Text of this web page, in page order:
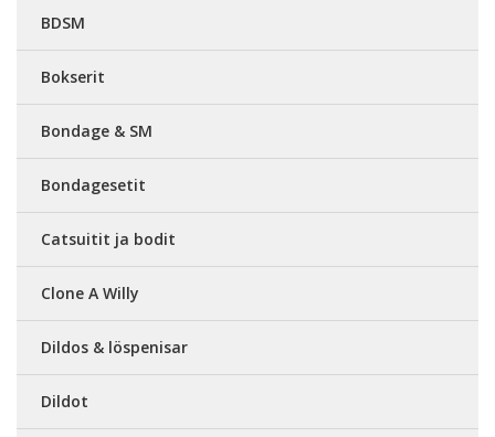
BDSM
Bokserit
Bondage & SM
Bondagesetit
Catsuitit ja bodit
Clone A Willy
Dildos & löspenisar
Dildot